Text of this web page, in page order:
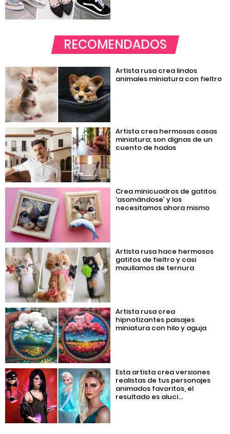
RECOMENDADOS
Artista rusa crea lindos
animales miniatura con fieltro
Artista crea hermosas casas
miniatura; son dignas de un
cuento de hadas
Crea minicuadros de gatitos
‘asomándose’ y los
necesitamos ahora mismo
Artista rusa hace hermosos
gatitos de fieltro y casi
maullamos de ternura
Artista rusa crea
hipnotizantes paisajes
miniatura con hilo y aguja
Esta artista crea versiones
realistas de tus personajes
animados favoritos, el
resultado es aluci...